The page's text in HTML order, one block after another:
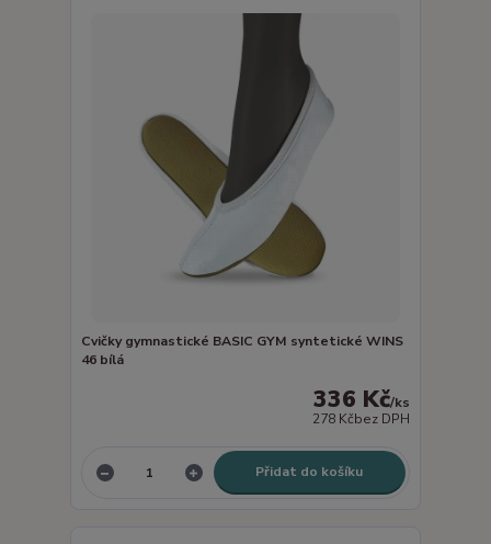
Cvičky gymnastické BASIC GYM syntetické WINS
46 bílá
336 Kč/ks
278 Kčbez DPH
Přidat do košíku